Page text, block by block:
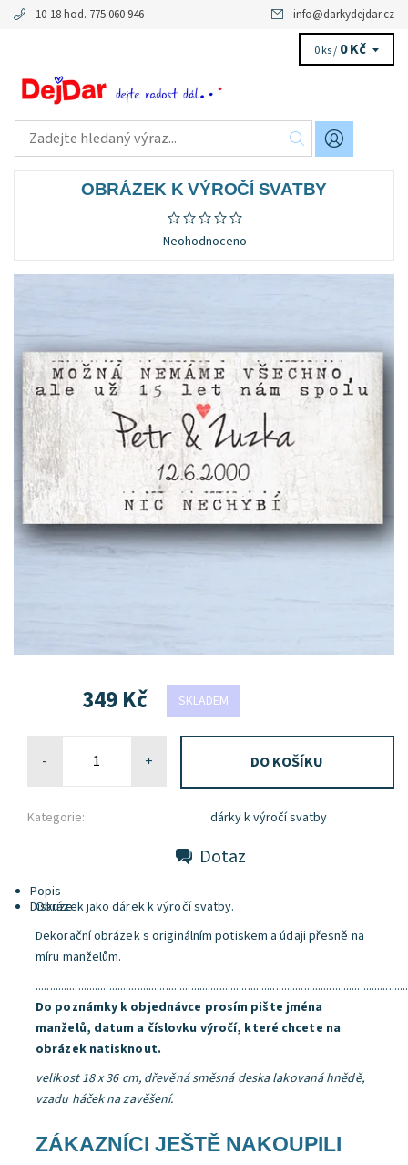
10-18 hod. 775 060 946 info@darkydejdar.cz
0 ks / 0 Kč
OBRÁZEK K VÝROČÍ SVATBY
Neohodnoceno
SKLADEM
349 Kč
- +
Kategorie: dárky k výročí svatby
Dotaz
Popis
Diskuze
Obrázek jako dárek k výročí svatby.
Dekorační obrázek s originálním potiskem a údaji přesně na
míru manželům.
....................................................................................................................................
Do poznámky k objednávce prosím pište jména
manželů, datum a číslovku výročí, které chcete na
obrázek natisknout.
velikost 18 x 36 cm, dřevěná směsná deska lakovaná hnědě,
vzadu háček na zavěšení.
ZÁKAZNÍCI JEŠTĚ NAKOUPILI